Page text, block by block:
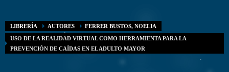
LIBRERÍA AUTORES
FERRER BUSTOS, NOELIA
USO DE LA REALIDAD VIRTUAL COMO HERRAMIENTA PARA LA
PREVENCIÓN DE CAÍDAS EN EL ADULTO MAYOR